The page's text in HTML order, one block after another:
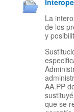
La
de los
y
AA.PP
que se